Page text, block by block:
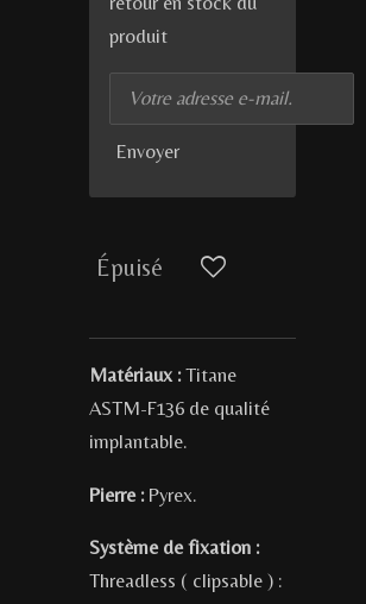
produit
Envoyer
Épuisé
Matériaux :Titane
ASTM-F136 de qualité
implantable.
Pierre :Pyrex.
Système de fixation :
Threadless ( clipsable ) :